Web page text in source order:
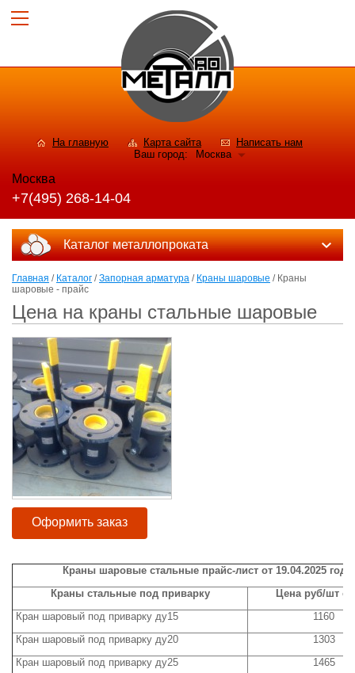
На главную Карта сайта
Написать нам
Ваш город:
Москва
Москва
+7(495) 268-14-04
Каталог металлопроката
Главная / Каталог /Запорная арматура / Краны шаровые / Краны
шаровые - прайс
Цена на краны стальные шаровые
Оформить заказ
Краны шаровые стальные прайс-лист от 19.04.2025 год.
Краны стальные под приварку
Цена руб/шт с
Кран шаровый под приварку ду15
1160
Кран шаровый под приварку ду20
1303
Кран шаровый под приварку ду25
1465